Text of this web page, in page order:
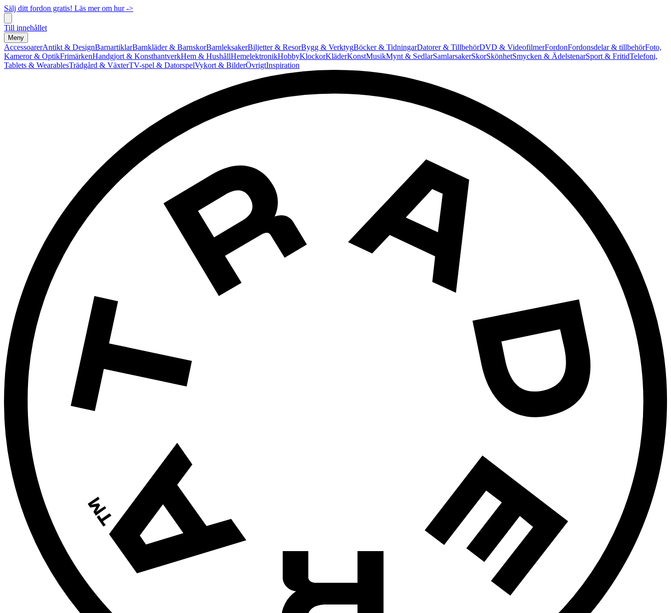
Sälj ditt fordon gratis! Läs mer om hur ->
Till innehållet
Meny
AccessoarerAntikt & DesignBarnartiklarBarnkläder & BarnskorBarnleksakerBiljetter & ResorBygg & VerktygBöcker & TidningarDatorer & TillbehörDVD & VideofilmerFordonFordonsdelar & tillbehörFoto,
Kameror & OptikFrimärkenHandgjort & KonsthantverkHem & HushållHemelektronikHobbyKlockorKläderKonstMusikMynt & SedlarSamlarsakerSkorSkönhetSmycken & ÄdelstenarSport & FritidTelefoni,
Tablets & WearablesTrädgård & VäxterTV-spel & DatorspelVykort & BilderÖvrigtInspiration